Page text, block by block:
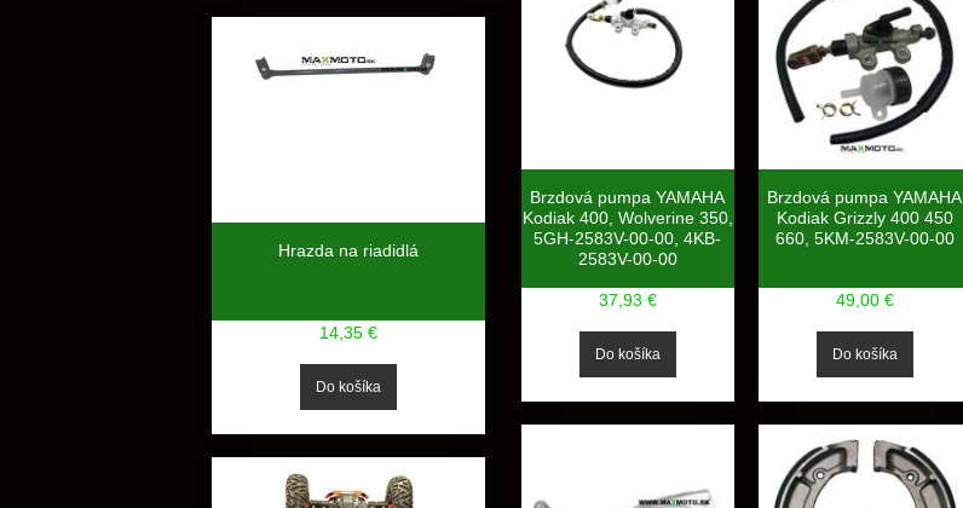
Brzdová pumpa YAMAHA
Kodiak 400, Wolverine 350,
5GH-2583V-00-00, 4KB-
2583V-00-00
37,93 €
Brzdová pumpa YAMAHA
Kodiak Grizzly 400 450
660, 5KM-2583V-00-00
49,00 €
Hrazda na riadidlá
14,35 €